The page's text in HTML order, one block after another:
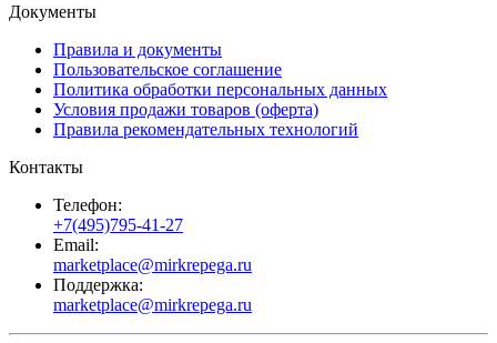
Документы
Правила и документы
Пользовательское соглашение
Политика обработки персональных данных
Условия продажи товаров (оферта)
Правила рекомендательных технологий
Контакты
Телефон:
+7(495)795-41-27
Email:
marketplace@mirkrepega.ru
Поддержка:
marketplace@mirkrepega.ru